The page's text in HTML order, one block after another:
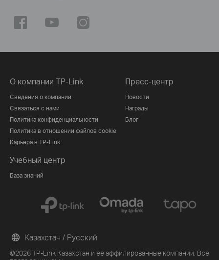
О компании TP-Link
Сведения о компании
Связаться с нами
Политика конфиденциальности
Политика в отношении файлов cookie
Карьера в TP-Link
Пресс-центр
Новости
Награды
Блог
Учебный центр
База знаний
©2026 TP-Link Казахстан и ее аффилированные компании. Все
Казахстан / Русский